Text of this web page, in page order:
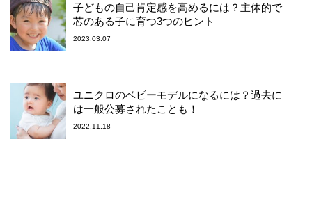
子どもの自己肯定感を高めるには？主体的で
芯のある子に育つ3つのヒント
2023.03.07
ユニクロのベビーモデルになるには？過去に
は一般公募されたことも！
2022.11.18